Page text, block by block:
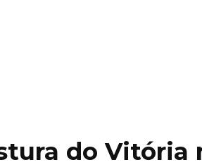
do Vitória